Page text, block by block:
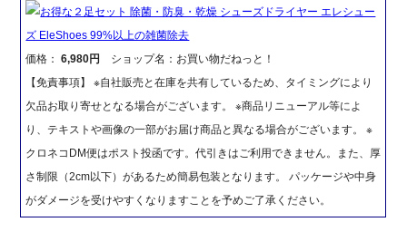
お得な２足セット 除菌・防臭・乾燥 シューズドライヤー エレシュー
ズ EleShoes 99%以上の雑菌除去
価格：6,980円
ショップ名：お買い物だねっと！
【免責事項】 ※自社販売と在庫を共有しているため、タイミングにより
欠品お取り寄せとなる場合がございます。 ※商品リニューアル等によ
り、テキストや画像の一部がお届け商品と異なる場合がございます。 ※
クロネコDM便はポスト投函です。代引きはご利用できません。また、厚
さ制限（2cm以下）があるため簡易包装となります。 パッケージや中身
がダメージを受けやすくなりますことを予めご了承ください。